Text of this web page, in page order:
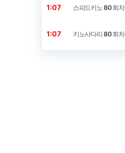
1:07 스피드키노80회차
1:07 키노사다리80회차